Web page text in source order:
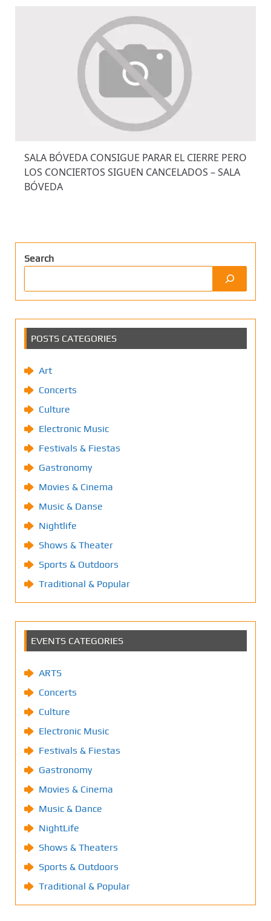
SALA BÓVEDA CONSIGUE PARAR EL CIERRE PERO
LOS CONCIERTOS SIGUEN CANCELADOS – SALA
BÓVEDA
Search
POSTS CATEGORIES
Art
Concerts
Culture
Electronic Music
Festivals & Fiestas
Gastronomy
Movies & Cinema
Music & Danse
Nightlife
Shows & Theater
Sports & Outdoors
Traditional & Popular
EVENTS CATEGORIES
ARTS
Concerts
Culture
Electronic Music
Festivals & Fiestas
Gastronomy
Movies & Cinema
Music & Dance
NightLife
Shows & Theaters
Sports & Outdoors
Traditional & Popular